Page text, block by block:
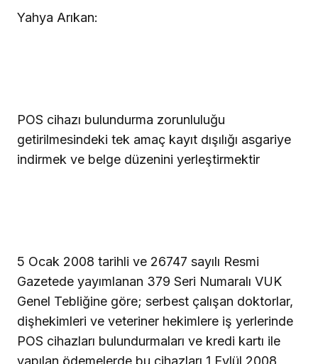
Yahya Arıkan:
POS cihazı bulundurma zorunluluğu
getirilmesindeki tek amaç kayıt dışılığı asgariye
indirmek ve belge düzenini yerleştirmektir
5 Ocak 2008 tarihli ve 26747 sayılı Resmi
Gazetede yayımlanan 379 Seri Numaralı VUK
Genel Tebliğine göre; serbest çalışan doktorlar,
dişhekimleri ve veteriner hekimlere iş yerlerinde
POS cihazları bulundurmaları ve kredi kartı ile
yapılan ödemelerde bu cihazları 1 Eylül 2008